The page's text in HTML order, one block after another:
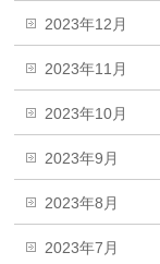
2023年12月
2023年11月
2023年10月
2023年9月
2023年8月
2023年7月